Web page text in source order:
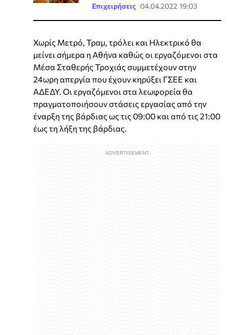
Επιχειρήσεις 04.04.2022 19:03
Χωρίς Μετρό, Τραμ, τρόλει και Ηλεκτρικό θα
μείνει σήμερα η Αθήνα καθώς οι εργαζόμενοι στα
Μέσα Σταθερής Τροχιάς συμμετέχουν στην
24ωρη απεργία που έχουν κηρύξει ΓΣΕΕ και
ΑΔΕΔΥ. Οι εργαζόμενοι στα λεωφορεία θα
πραγματοποιήσουν στάσεις εργασίας από την
έναρξη της βάρδιας ως τις 09:00 και από τις 21:00
έως τη λήξη της βάρδιας.